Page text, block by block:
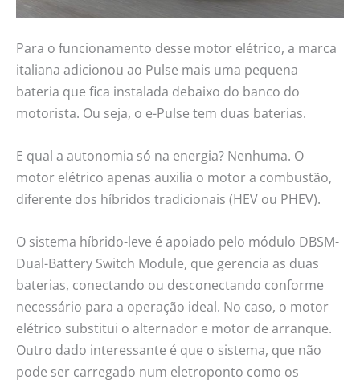
Para o funcionamento desse motor elétrico, a marca
italiana adicionou ao Pulse mais uma pequena
bateria que fica instalada debaixo do banco do
motorista. Ou seja, o e-Pulse tem duas baterias.
E qual a autonomia só na energia? Nenhuma. O
motor elétrico apenas auxilia o motor a combustão,
diferente dos híbridos tradicionais (HEV ou PHEV).
O sistema híbrido-leve é apoiado pelo módulo DBSM-
Dual-Battery Switch Module, que gerencia as duas
baterias, conectando ou desconectando conforme
necessário para a operação ideal. No caso, o motor
elétrico substitui o alternador e motor de arranque.
Outro dado interessante é que o sistema, que não
pode ser carregado num eletroponto como os